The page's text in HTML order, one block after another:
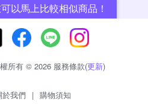
以馬上比較相似商品！
所有 © 2026 服務條款(更新)
於我們 | 購物須知